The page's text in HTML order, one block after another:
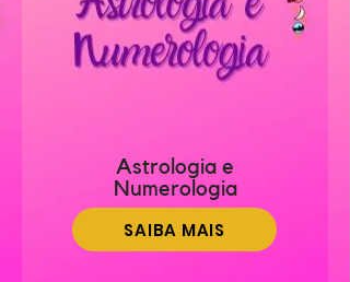
Astrologia e
Numerologia
SAIBA MAIS